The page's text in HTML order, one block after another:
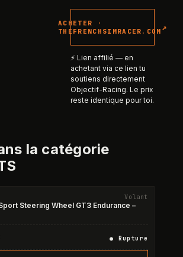
ACHETER ·
THEFRENCHSIMRACER.COM ↗
⚡ Lien affilié — en
achetant via ce lien tu
soutiens directement
Objectif-Racing. Le prix
reste identique pour toi.
la catégorie
Volant
Steering Wheel GT3 Endurance –
● Rupture